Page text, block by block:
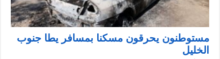
مستوطنون يحرقون مسكنا بمسافر يطا جنوب
الخليل